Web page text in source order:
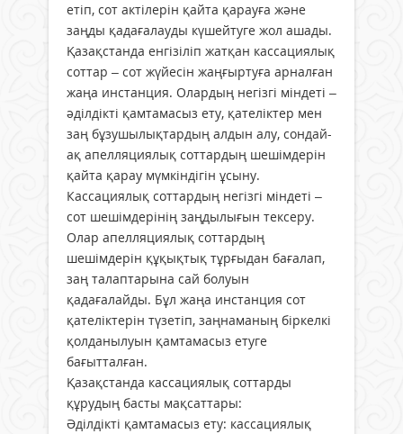
етіп, сот актілерін қайта қарауға және
заңды қадағалауды күшейтуге жол ашады.
Қазақстанда енгізіліп жатқан кассациялық
соттар – сот жүйесін жаңғыртуға арналған
жаңа инстанция. Олардың негізгі міндеті –
әділдікті қамтамасыз ету, қателіктер мен
заң бұзушылықтардың алдын алу, сондай-
ақ апелляциялық соттардың шешімдерін
қайта қарау мүмкіндігін ұсыну.
Кассациялық соттардың негізгі міндеті –
сот шешімдерінің заңдылығын тексеру.
Олар апелляциялық соттардың
шешімдерін құқықтық тұрғыдан бағалап,
заң талаптарына сай болуын
қадағалайды. Бұл жаңа инстанция сот
қателіктерін түзетіп, заңнаманың біркелкі
қолданылуын қамтамасыз етуге
бағытталған.
Қазақстанда кассациялық соттарды
құрудың басты мақсаттары:
Әділдікті қамтамасыз ету: кассациялық